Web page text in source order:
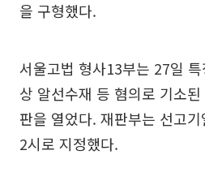
을 구형했다.
서울고법 형사13부는 27일
상 알선수재 등 혐의로 기소
판을 열었다. 재판부는 선고
2시로 지정했다.